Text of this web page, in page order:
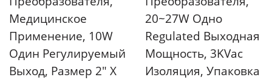
Медицинское
Применение, 10W
Один Регулируемый
Выход, Размер 2" X
20~27W Одно
Regulated Выходная
Мощность, 3KVac
Изоляция, Упаковка